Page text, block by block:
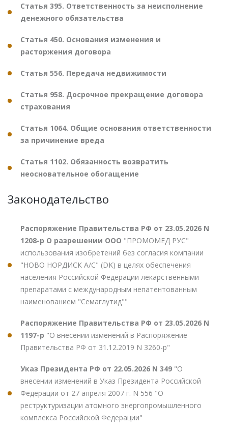
Статья 395. Ответственность за неисполнение
денежного обязательства
Статья 450. Основания изменения и
расторжения договора
Статья 556. Передача недвижимости
Статья 958. Досрочное прекращение договора
страхования
Статья 1064. Общие основания ответственности
за причинение вреда
Статья 1102. Обязанность возвратить
неосновательное обогащение
Законодательство
Распоряжение Правительства РФ от 23.05.2026 N
1208-р О разрешении ООО "ПРОМОМЕД РУС"
использования изобретений без согласия компании
"НОВО НОРДИСК А/С" (DK) в целях обеспечения
населения Российской Федерации лекарственными
препаратами с международным непатентованным
наименованием "Семаглутид""
Распоряжение Правительства РФ от 23.05.2026 N
1197-р "О внесении изменений в Распоряжение
Правительства РФ от 31.12.2019 N 3260-р"
Указ Президента РФ от 22.05.2026 N 349 "О
внесении изменений в Указ Президента Российской
Федерации от 27 апреля 2007 г. N 556 "О
реструктуризации атомного энергопромышленного
комплекса Российской Федерации"